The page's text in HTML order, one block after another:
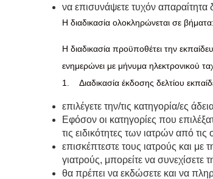
να επισυνάψετε τυχόν απαραίτητα
Η διαδικασία ολοκληρώνεται σε βήματα:
Η διαδικασία προϋποθέτει την
ενημερώνει με μήνυμα ηλεκτρονικού
1. Διαδικασία έκδοσης δελτίου
επιλέγετε την/τις κατηγορία/ες
Εφόσον οι κατηγορίες που
τις ειδικότητες των ιατρών από τις
επισκέπτεστε τους ιατρούς και
γιατρούς, μπορείτε να συνεχίσετε
θα πρέπει να εκδώσετε και να